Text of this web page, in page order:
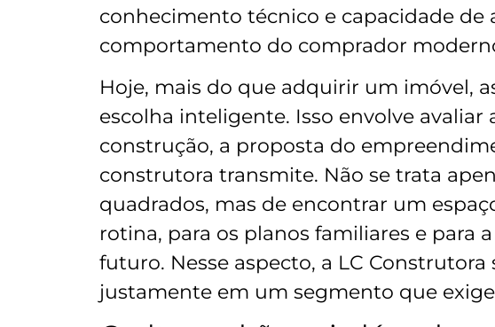
conhecimento técnico e capacidade de
comportamento do comprador
Hoje, mais do que adquirir um imóvel,
escolha inteligente. Isso envolve avaliar
construção, a proposta do
construtora transmite. Não se trata
quadrados, mas de encontrar um
rotina, para os planos familiares e para
futuro. Nesse aspecto, a LC
justamente em um segmento que